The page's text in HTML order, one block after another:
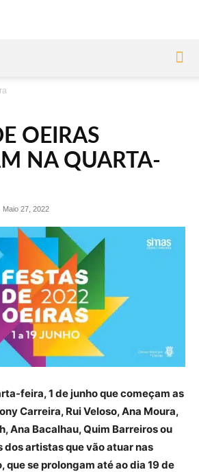
OEIRAS
NA QUARTA-
Maio 27, 2022
feira, 1 de junho que começam as
Carreira, Rui Veloso, Ana Moura,
Ana Bacalhau, Quim Barreiros ou
dos artistas que vão atuar nas
que se prolongam até ao dia 19 de